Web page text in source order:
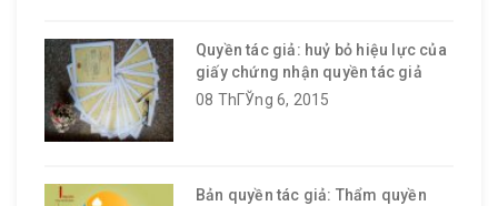
Quyền tác giả: huỷ bỏ hiệu lực của
giấy chứng nhận quyền tác giả
08 ThГЎng 6, 2015
Bản quyền tác giả: Thẩm quyền